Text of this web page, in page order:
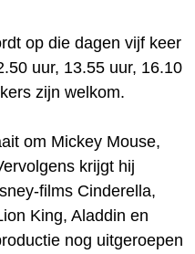
op die dagen vijf keer
uur, 13.55 uur, 16.10
zijn welkom.
om Mickey Mouse,
krijgt hij
films Cinderella,
King, Aladdin en
nog uitgeroepen